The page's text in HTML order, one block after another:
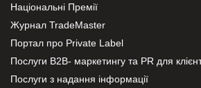
Національні Премії
Журнал TradeMaster
Портал про Private Label
Послуги В2В- маркетингу та PR для
Послуги з надання інформації